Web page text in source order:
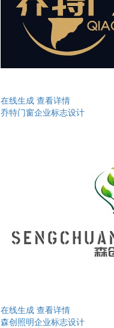
在线生成 查看详情
乔特门窗企业标志设计
在线生成 查看详情
森创照明企业标志设计